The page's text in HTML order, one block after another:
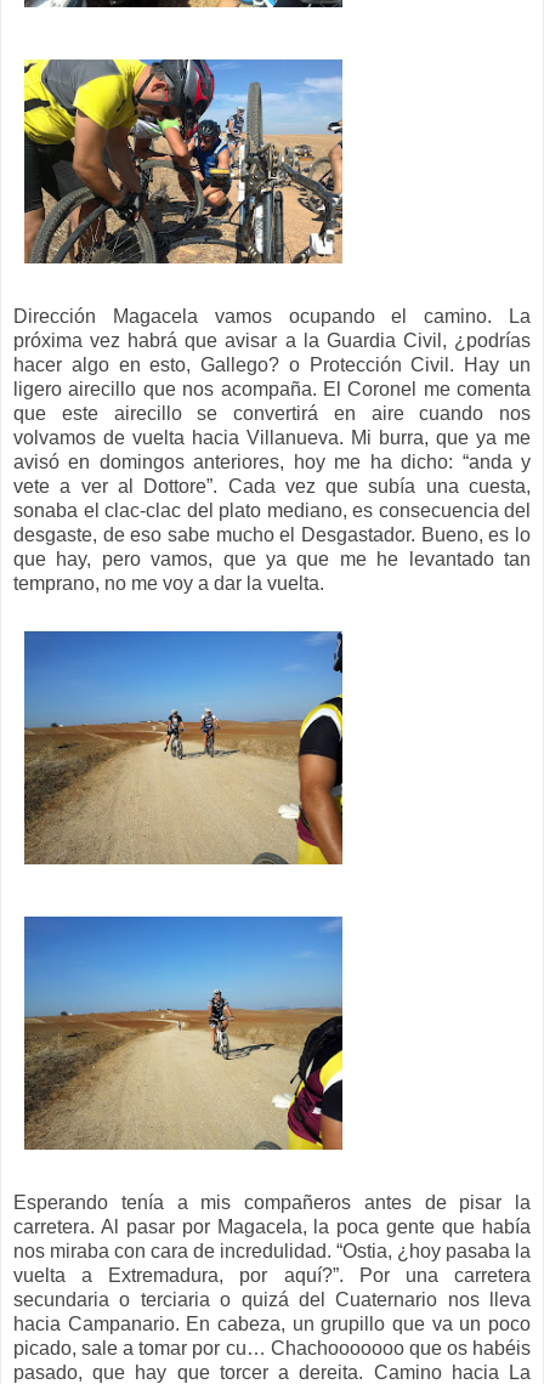
Dirección Magacela vamos ocupando el camino. La
próxima vez habrá que avisar a la Guardia Civil, ¿podrías
hacer algo en esto, Gallego? o Protección Civil. Hay un
ligero airecillo que nos acompaña. El Coronel me comenta
que este airecillo se convertirá en aire cuando nos
volvamos de vuelta hacia Villanueva. Mi burra, que ya me
avisó en domingos anteriores, hoy me ha dicho: “anda y
vete a ver al Dottore”. Cada vez que subía una cuesta,
sonaba el clac-clac del plato mediano, es consecuencia del
desgaste, de eso sabe mucho el Desgastador. Bueno, es lo
que hay, pero vamos, que ya que me he levantado tan
temprano, no me voy a dar la vuelta.
Esperando tenía a mis compañeros antes de pisar la
carretera. Al pasar por Magacela, la poca gente que había
nos miraba con cara de incredulidad. “Ostia, ¿hoy pasaba la
vuelta a Extremadura, por aquí?”. Por una carretera
secundaria o terciaria o quizá del Cuaternario nos lleva
hacia Campanario. En cabeza, un grupillo que va un poco
picado, sale a tomar por cu… Chachooooooo que os habéis
pasado, que hay que torcer a dereita. Camino hacia La